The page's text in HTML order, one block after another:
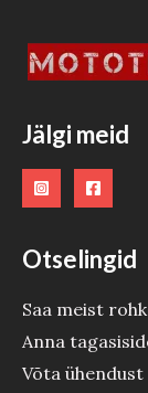
Jälgi meid
Otselingid
Saa meist
Anna
Võta ühendust